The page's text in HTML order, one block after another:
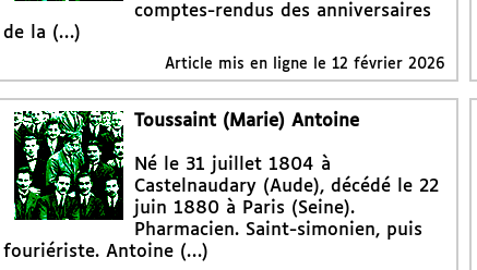
comptes-rendus des anniversaires
de la (…)
Article mis en ligne le 12 février 2026
Toussaint (Marie) Antoine
Né le 31 juillet 1804 à
Castelnaudary (Aude), décédé le 22
juin 1880 à Paris (Seine).
Pharmacien. Saint-simonien, puis
fouriériste. Antoine (…)